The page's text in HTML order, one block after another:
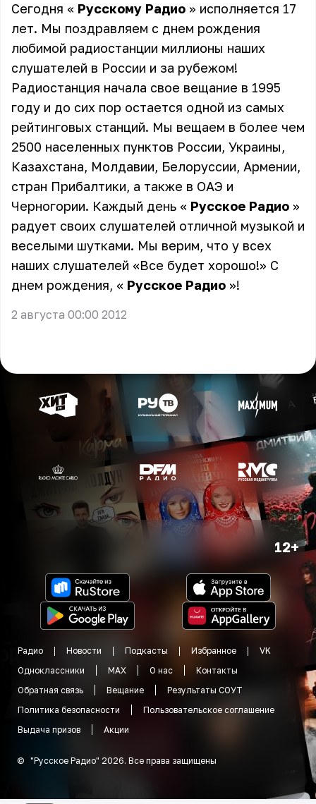
Сегодня « Русскому Радио » исполняется 17
лет. Мы поздравляем с днем рождения
любимой радиостанции миллионы наших
слушателей в России и за рубежом!
Радиостанция начала свое вещание в 1995
году и до сих пор остается одной из самых
рейтинговых станций. Мы вещаем в более чем
2500 населенных пунктов России, Украины,
Казахстана, Молдавии, Белоруссии, Армении,
стран Прибалтики, а также в ОАЭ и
Черногории. Каждый день « Русское Радио »
радует своих слушателей отличной музыкой и
веселыми шутками. Мы верим, что у всех
наших слушателей «Все будет хорошо!» С
днем рождения, « Русское Радио »!
2 августа 00:00 2012
12+
Радио Новости Подкасты Избранное
VK
Одноклассники
MAX О нас
Контакты
Обратная связь
Вещание
Результаты СОУТ
Политика безопасности
Пользовательское соглашение
Выдача призов
Акции
© "Русское Радио" 2026. Все права защищены